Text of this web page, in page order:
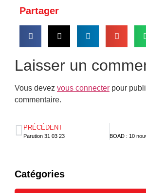
Partager
Laisser un
Vous devez vous connecter pour
commentaire.
PRÉCÉDENT
Parution 31 03 23
Catégories